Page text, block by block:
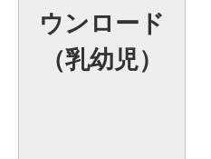
ウンロード
（乳幼児）